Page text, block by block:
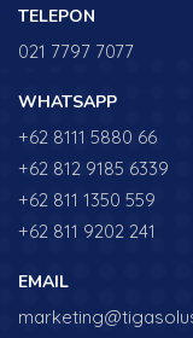
TELEPON
021 7797 7077
WHATSAPP
+62 8111 5880 66
+62 812 9185 6339
+62 811 1350 559
+62 811 9202 241
EMAIL